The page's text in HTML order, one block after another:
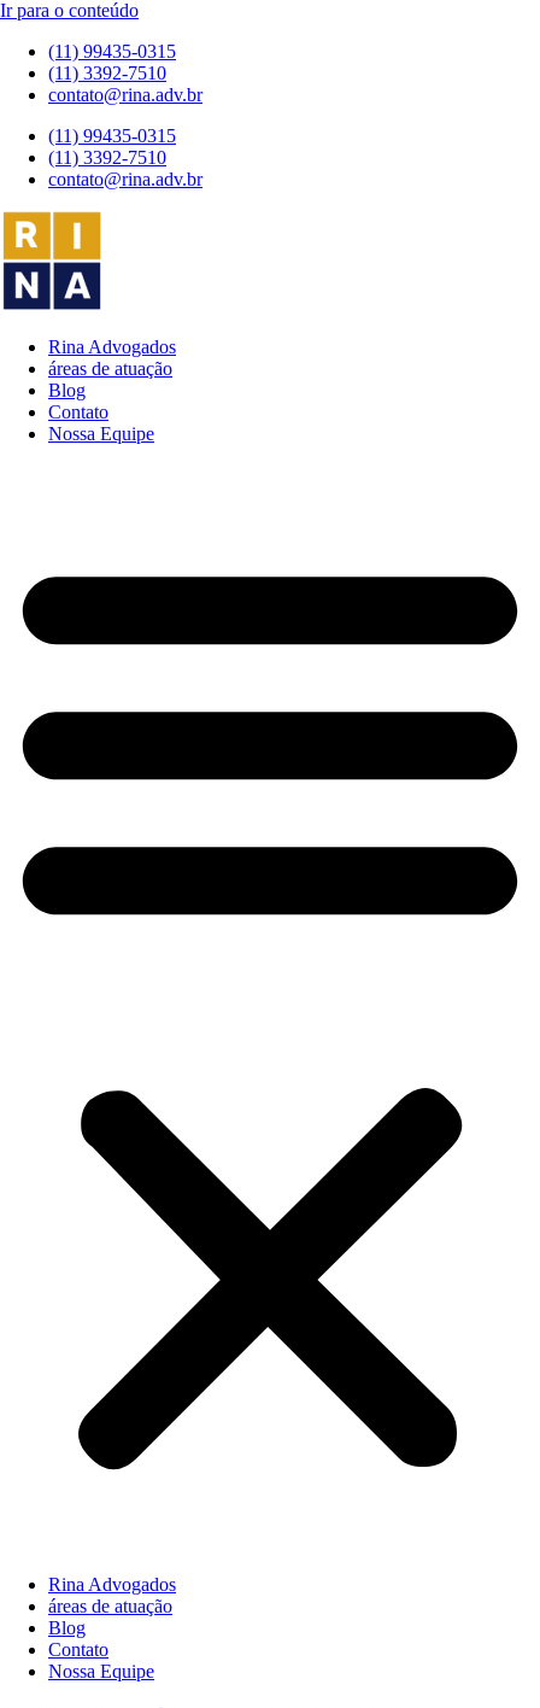
Ir para o conteúdo
(11) 99435-0315
(11) 3392-7510
contato@rina.adv.br
(11) 99435-0315
(11) 3392-7510
contato@rina.adv.br
Rina Advogados
áreas de atuação
Blog
Contato
Nossa Equipe
Rina Advogados
áreas de atuação
Blog
Contato
Nossa Equipe